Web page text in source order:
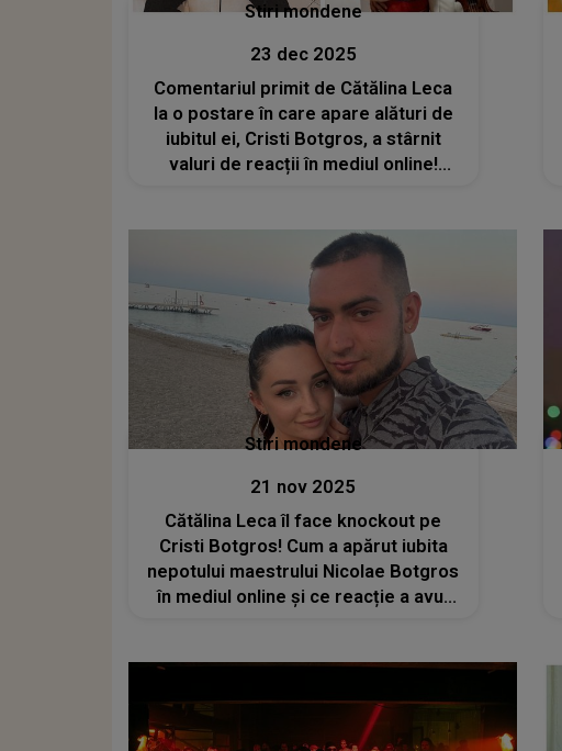
Stiri mondene
23 dec 2025
Comentariul primit de Cătălina Leca
la o postare în care apare alături de
iubitul ei, Cristi Botgros, a stârnit
valuri de reacții în mediul online!
uitate nicicum de internauți:
Stiri mondene
21 nov 2025
Cătălina Leca îl face knockout pe
Cristi Botgros! Cum a apărut iubita
nepotului maestrului Nicolae Botgros
în mediul online și ce reacție a avut